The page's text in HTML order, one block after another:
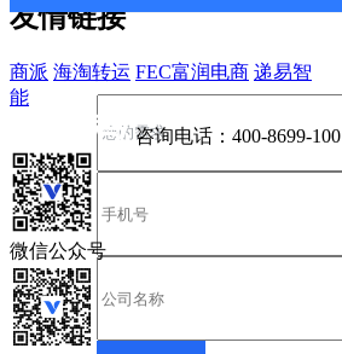
友情链接
商派 海淘转运 FEC富润电商 递易智
能
咨询电话： 400-8699-100
微信公众号